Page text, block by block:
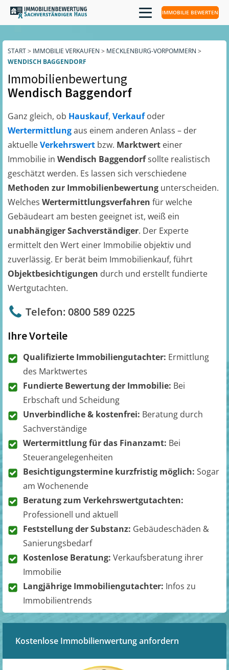
IMMOBILIE BEWERTEN
START> IMMOBILIE VERKAUFEN > MECKLENBURG-VORPOMMERN >
WENDISCH BAGGENDORF
Immobilienbewertung
Wendisch Baggendorf
Ganz gleich, ob Hauskauf, Verkaufoder
Wertermittlungaus einem anderen Anlass – der
aktuelleVerkehrswert bzw. Marktwert einer
Immobilie in Wendisch Baggendorfsollte realistisch
geschätzt werden. Es lassen sich verschiedene
Methoden zur Immobilienbewertung unterscheiden.
Welches Wertermittlungsverfahren für welche
Gebäudeart am besten geeignet ist, weiß ein
unabhängiger Sachverständiger. Der Experte
ermittelt den Wert einer Immobilie objektiv und
zuverlässig. Er berät beim Immobilienkauf, führt
Objektbesichtigungen durch und erstellt fundierte
Wertgutachten.
Telefon: 0800 589 0225
Ihre Vorteile
Qualifizierte Immobiliengutachter: Ermittlung
des Marktwertes
Fundierte Bewertung der Immobilie: Bei
Erbschaft und Scheidung
Unverbindliche & kostenfrei: Beratung durch
Sachverständige
Wertermittlung für das Finanzamt: Bei
Steuerangelegenheiten
Besichtigungstermine kurzfristig möglich: Sogar
am Wochenende
Beratung zum Verkehrswertgutachten:
Professionell und aktuell
Feststellung der Substanz: Gebäudeschäden &
Sanierungsbedarf
Kostenlose Beratung: Verkaufsberatung ihrer
Immobilie
Langjährige Immobiliengutachter: Infos zu
Immobilientrends
Kostenlose Immobilienwertung anfordern